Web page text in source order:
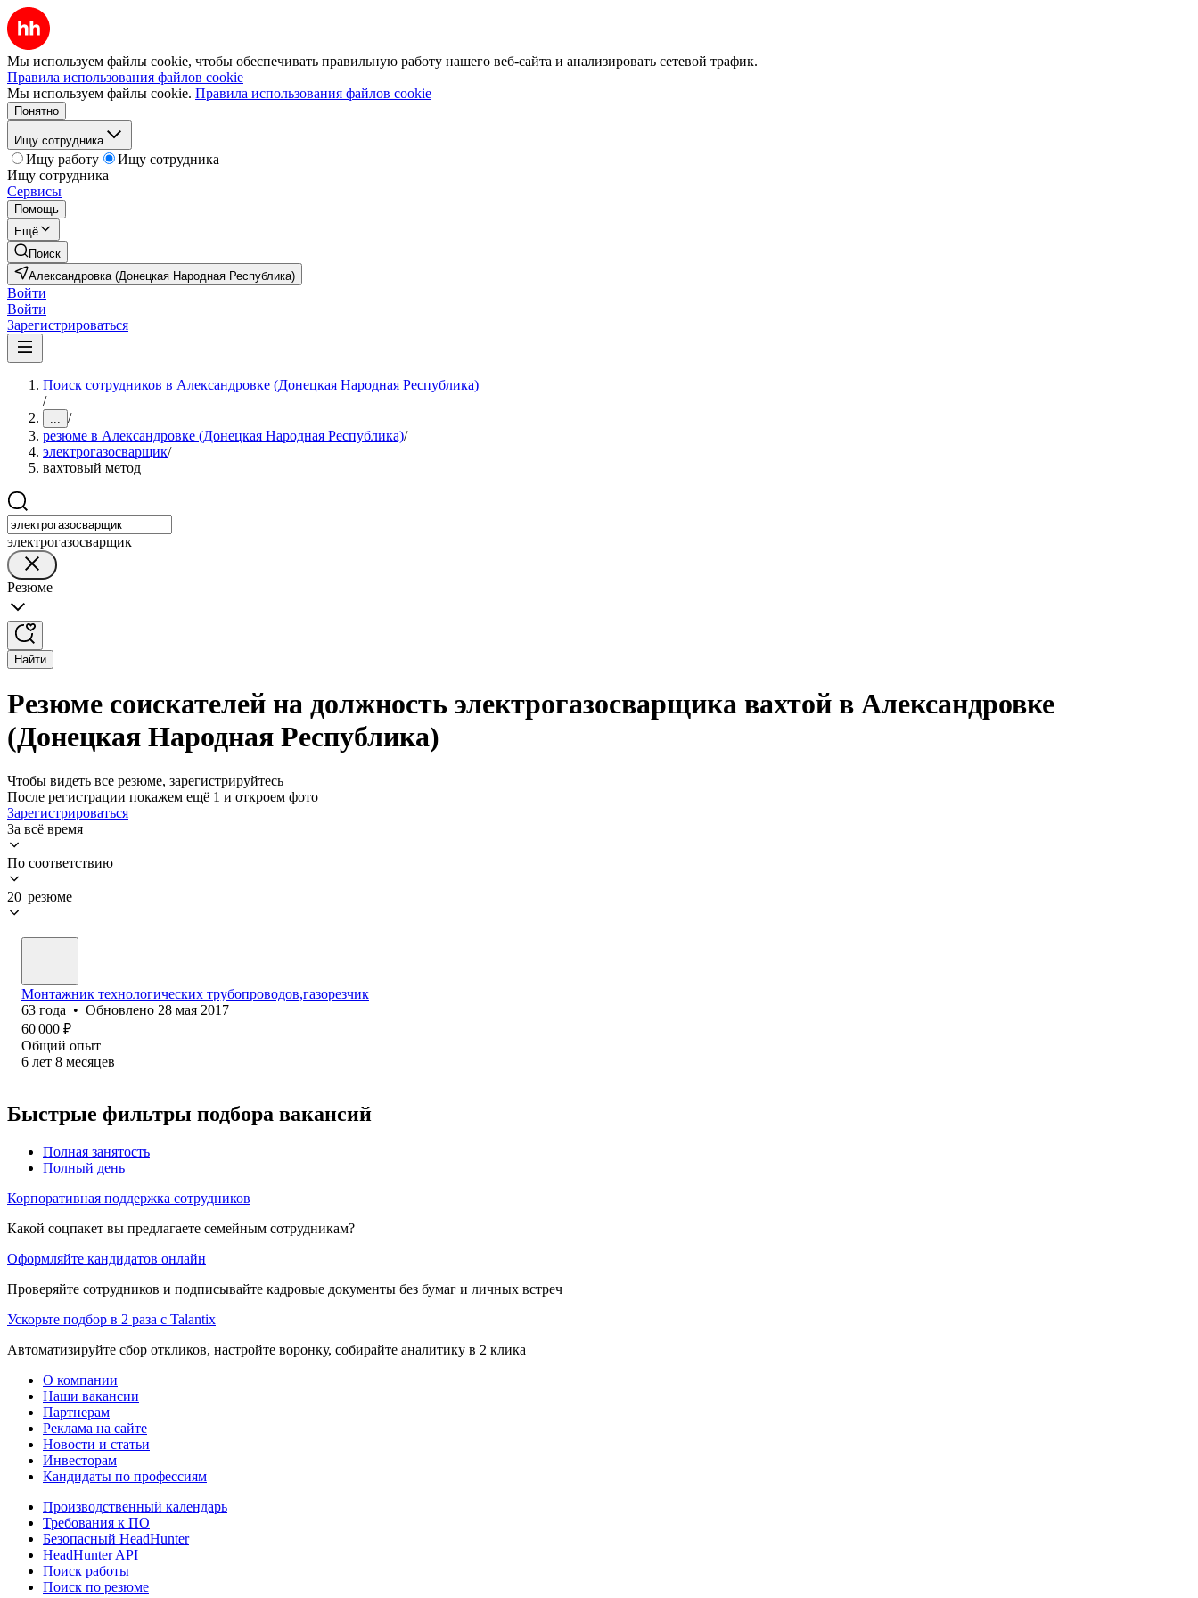
Мы используем файлы cookie, чтобы обеспечивать правильную работу нашего веб-сайта и анализировать сетевой трафик.
Правила использования файлов cookie
Мы используем файлы cookie. Правила использования файлов cookie
Понятно
Ищу сотрудника
Ищу работу
Ищу сотрудника
Ищу сотрудника
Сервисы
Помощь
Ещё
Поиск
Александровка (Донецкая Народная Республика)
Войти
Войти
Зарегистрироваться
Поиск сотрудников в Александровке (Донецкая Народная Республика)
/
... /
резюме в Александровке (Донецкая Народная Республика)/
электрогазосварщик/
вахтовый метод
электрогазосварщик
Резюме
Найти
Резюме соискателей на должность электрогазосварщика вахтой в Александровке
(Донецкая Народная Республика)
Чтобы видеть все резюме, зарегистрируйтесь
После регистрации покажем ещё 1 и откроем фото
Зарегистрироваться
За всё время
По соответствию
20 резюме
Монтажник технологических трубопроводов,газорезчик
63 года • Обновлено 28 мая 2017
60 000 ₽
Общий опыт
6 лет 8 месяцев
Быстрые фильтры подбора вакансий
Полная занятость
Полный день
Корпоративная поддержка сотрудников
Какой соцпакет вы предлагаете семейным сотрудникам?
Оформляйте кандидатов онлайн
Проверяйте сотрудников и подписывайте кадровые документы без бумаг и личных встреч
Ускорьте подбор в 2 раза с Talantix
Автоматизируйте сбор откликов, настройте воронку, собирайте аналитику в 2 клика
О компании
Наши вакансии
Партнерам
Реклама на сайте
Новости и статьи
Инвесторам
Кандидаты по профессиям
Производственный календарь
Требования к ПО
Безопасный HeadHunter
HeadHunter API
Поиск работы
Поиск по резюме